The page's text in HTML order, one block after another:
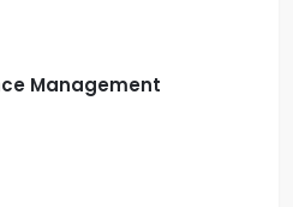
Management